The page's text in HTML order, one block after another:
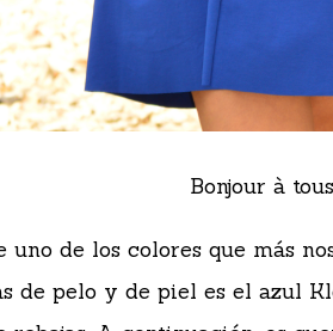
Bonjour à
uno de los colores que más
de pelo y de piel es el azul